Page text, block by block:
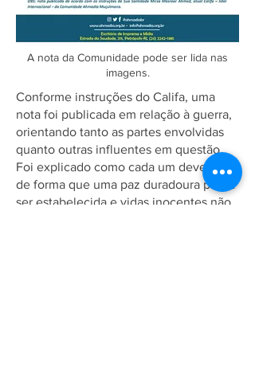
A nota da Comunidade pode ser lida nas
imagens.
Conforme instruções do Califa, uma
nota foi publicada em relação à guerra,
orientando tanto as partes envolvidas
quanto outras influentes em questão.
Foi explicado como cada um deve agir
de forma que uma paz duradoura possa
ser estabelecida e vidas inocentes não